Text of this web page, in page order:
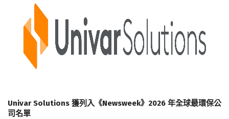
Univar Solutions 獲列入《Newsweek》2026 年全球最環保公
司名單